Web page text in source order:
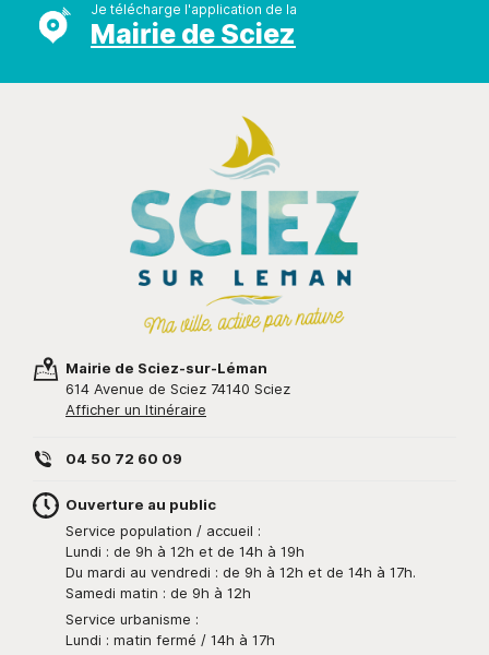
Je télécharge l'application de la
Mairie de Sciez
Mairie de Sciez-sur-Léman
614 Avenue de Sciez 74140 Sciez
Afficher un Itinéraire
04 50 72 60 09
Ouverture au public
Service population / accueil :
Lundi : de 9h à 12h et de 14h à 19h
Du mardi au vendredi : de 9h à 12h et de 14h à 17h.
Samedi matin : de 9h à 12h
Service urbanisme :
Lundi : matin fermé / 14h à 17h